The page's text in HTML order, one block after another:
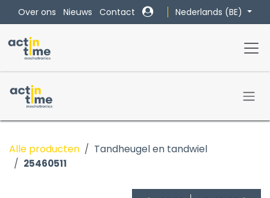
Overslaan naar inhoud
Over ons Nieuws Contact Nederlands (BE)
Alle producten Tandheugel en tandwiel
25460511